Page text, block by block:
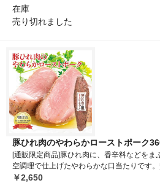
在庫
売り切れました
豚ひれ肉のやわらかローストポーク
[通販限定商品]豚ひれ肉に、香辛料などを
空調理で仕上げたやわらかな口当たりです。
￥2,650